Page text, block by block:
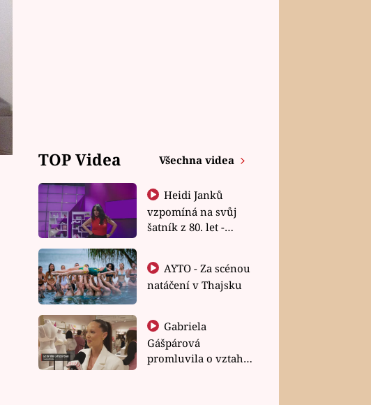
TOP Videa Všechna videa
Heidi Janků
vzpomíná na svůj
šatník z 80. let -
natáčení v Thajsku
Gabriela
Gášpárová
promluvila o vztahu